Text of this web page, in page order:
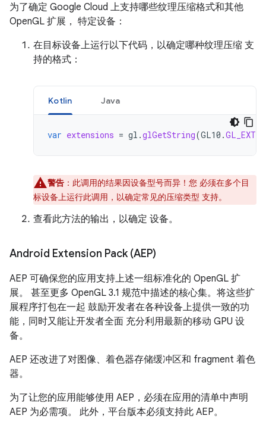
为了确定 Google Cloud 上支持哪些纹理压缩格式和其他
OpenGL 扩展， 特定设备：
在目标设备上运行以下代码，以确定哪种纹理压缩 支
持的格式：
Kotlin Java
var extensions = gl .glGetString(GL10 .
警告 ：此调用的结果因设备型号而异！ 您 必须在多个目
标设备上运行此调用，以确定常见的压缩类型 支持。
查看此方法的输出，以确定 设备。
Android Extension Pack (AEP)
AEP 可确保您的应用支持上述一组标准化的 OpenGL 扩
展。 甚至更多 OpenGL 3.1 规范中描述的核心集。将这些扩
展程序打包在一起 鼓励开发者在各种设备上提供一致的功
能，同时又能让开发者全面 充分利用最新的移动 GPU 设
备。
AEP 还改进了对图像、着色器存储缓冲区和 fragment 着色
器。
为了让您的应用能够使用 AEP，必须在应用的清单中声明
AEP 为必需项。 此外，平台版本必须支持此 AEP。